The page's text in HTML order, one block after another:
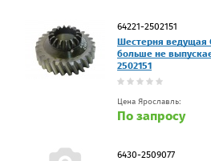
64221-2502151
Шестерня ведущая
больше не
2502151
Цена Ярославль:
По запросу
6430-2509077